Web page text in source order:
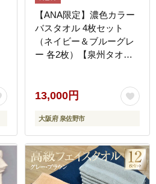
【ANA限定】濃色カラー
バスタオル 4枚セット
（ネイビー＆ブルーグレ
ー 各2枚）【泉州タオル
リー】 G4380
13,000円
大阪府 泉佐野市